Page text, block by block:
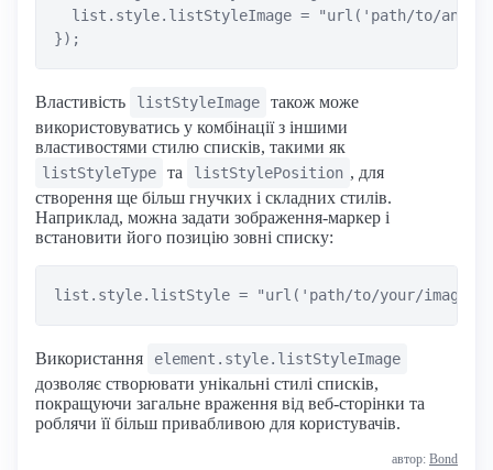
list.style.listStyleImage = "url('path/to/
Властивість listStyleImage
також може
використовуватись у комбінації з іншими
властивостями стилю списків, такими як
listStyleType та listStylePosition , для
створення ще більш гнучких і складних стилів.
Наприклад, можна задати зображення-маркер і
встановити його позицію зовні списку:
Використання element.style.listStyleImage
дозволяє створювати унікальні стилі списків,
покращуючи загальне враження від веб-сторінки та
роблячи її більш привабливою для користувачів.
автор: Bond